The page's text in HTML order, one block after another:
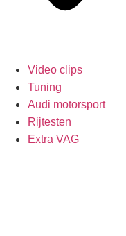
Video clips
Tuning
Audi motorsport
Rijtesten
Extra VAG